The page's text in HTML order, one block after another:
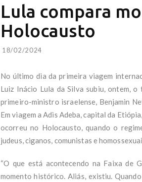
Lula compara
Holocausto
18/02/2024
No último dia da primeira viagem
Luiz Inácio Lula da Silva subiu, ontem,
primeiro-ministro israelense, Benjamin
Em viagem a Adis Adeba, capital da
ocorreu no Holocausto, quando o
judeus, ciganos, comunistas e
“O que está acontecendo na Faixa de
momento histórico. Aliás, existiu.